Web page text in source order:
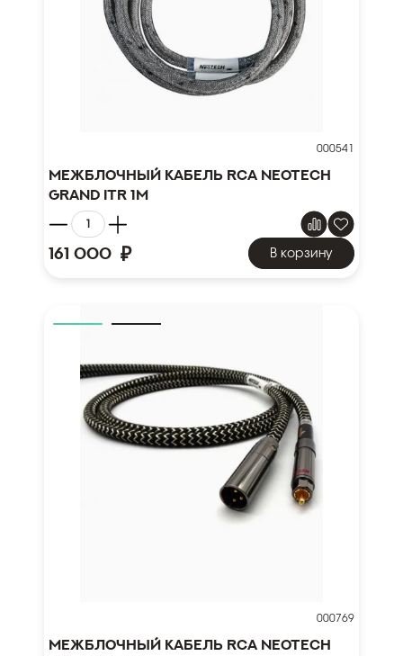
000541
Межблочный кабель RCA NEOTECH
GRAND ITR 1м
161 000 ₽ В корзину
000769
Межблочный кабель RCA NEOTECH